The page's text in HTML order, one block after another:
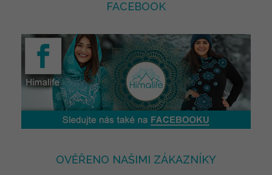
FACEBOOK
OVĚŘENO NAŠIMI ZÁKAZNÍKY